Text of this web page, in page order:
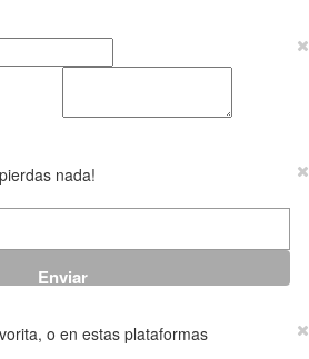
nada!
o en estas plataformas